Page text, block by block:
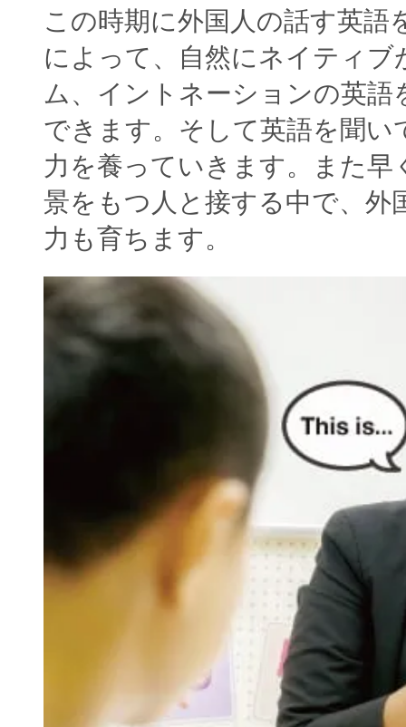
この時期に外国人の話す英語
によって、自然にネイティブ
ム、イントネーションの英語
できます。そして英語を聞い
力を養っていきます。また早
景をもつ人と接する中で、外
力も育ちます。